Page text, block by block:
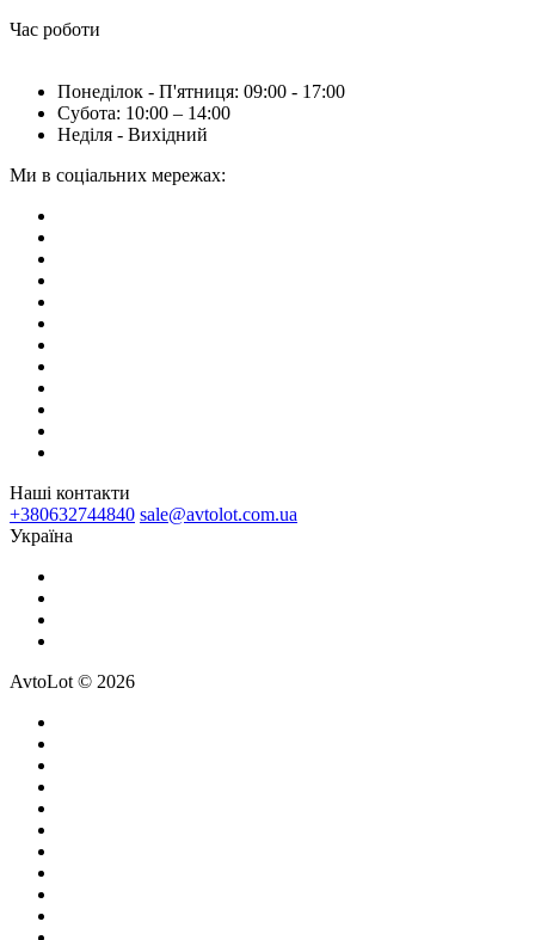
Час роботи
Понеділок - П'ятниця: 09:00 - 17:00
Субота: 10:00 – 14:00
Неділя - Вихідний
Ми в соціальних мережах:
Наші контакти
+380632744840 sale@avtolot.com.ua
Українa
AvtoLot © 2026